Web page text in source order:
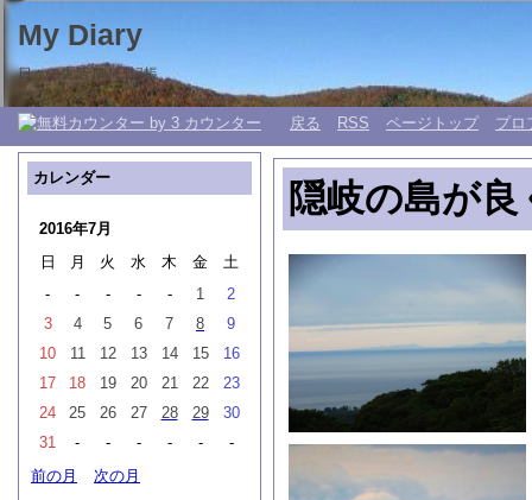
My Diary
日々の生活 My 日記帳。
戻る RSS ページトップ プロ
隠岐の島が
カレンダー
2016年7月
日
月 火 水 木 金
土
-
- - - - 1
2
3
4 5 6 7 8
9
10
11 12 13 14 15
16
17
18 19 20 21 22
23
24
25 26 27 28 29
30
31
- - - - -
-
前の月
次の月